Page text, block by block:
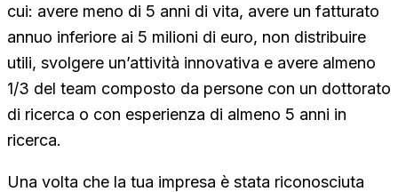
cui: avere meno di 5 anni di vita, avere un fatturato
annuo inferiore ai 5 milioni di euro, non distribuire
utili, svolgere un’attività innovativa e avere almeno
1/3 del team composto da persone con un dottorato
di ricerca o con esperienza di almeno 5 anni in
ricerca.
Una volta che la tua impresa è stata riconosciuta